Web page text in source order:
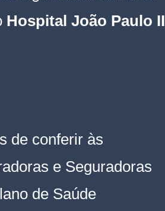
Hospital João Paulo II
de conferir às
e Seguradoras
de Saúde